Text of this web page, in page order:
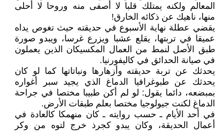
المعالم ولكنه يمتلك قلبا لا أصفى منه وروحا لا أحلى
منها، ناهيك عن ذكائه الخارق!
يقضي عطلة نهاية الأسبوع في حديقته حيث تغوص يداه
عميقا في تربتها، يقلع عشبا ويزرع غرسا، ويبدو صورة
طبق الأصل لنمط من العمال المكسيكان الذين يعملون
في صيانة الحدائق في كاليفورنيا.
يحدثك عن تربة حديقته وأزهارها ونباتاتها كما لو كان
يحدثك عن طبوغرافيا الدماغ الذي يجيد سبر أغواره
بمبضعه، دائما يقول: لو لم أكن طبيبا مختصا في جراحة
الدماغ لكنت جيولوجيا مختصا بعلم طبقات الأرض.
في أحد الأيام ـ حسب روايته ـ كان منهمكا كالعادة في
أعمال الحديقة، وكان يبدو كجرذ خرج لتوه من وكر